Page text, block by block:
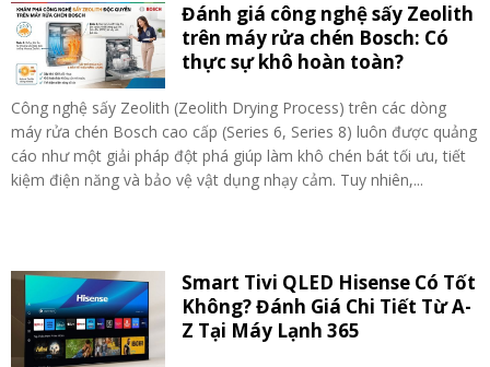
Đánh giá công nghệ sấy Zeolith
trên máy rửa chén Bosch: Có
thực sự khô hoàn toàn?
Công nghệ sấy Zeolith (Zeolith Drying Process) trên các dòng
máy rửa chén Bosch cao cấp (Series 6, Series 8) luôn được quảng
cáo như một giải pháp đột phá giúp làm khô chén bát tối ưu, tiết
kiệm điện năng và bảo vệ vật dụng nhạy cảm. Tuy nhiên,...
Smart Tivi QLED Hisense Có Tốt
Không? Đánh Giá Chi Tiết Từ A-
Z Tại Máy Lạnh 365